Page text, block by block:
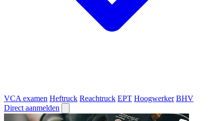
VCA examen Heftruck Reachtruck EPT Hoogwerker BHV
Direct aanmelden